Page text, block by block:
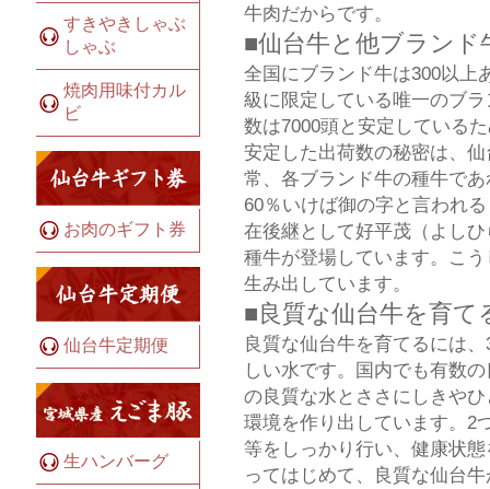
すきやきしゃぶ
しゃぶ
焼肉用味付カル
ビ
お肉のギフト券
仙台牛定期便
生ハンバーグ
牛肉だからです。
■仙台牛と他ブランド
全国にブランド牛は300以上
級に限定している唯一のブ
数は7000頭と安定している
安定した出荷数の秘密は、
常、各ブランド牛の種牛で
60％いけば御の字と言われ
在後継として好平茂（よし
種牛が登場しています。こ
生み出しています。
■良質な仙台牛を育て
良質な仙台牛を育てるには
しい水です。国内でも有数
の良質な水とささにしきや
環境を作り出しています。2
等をしっかり行い、健康状
ってはじめて、良質な仙台